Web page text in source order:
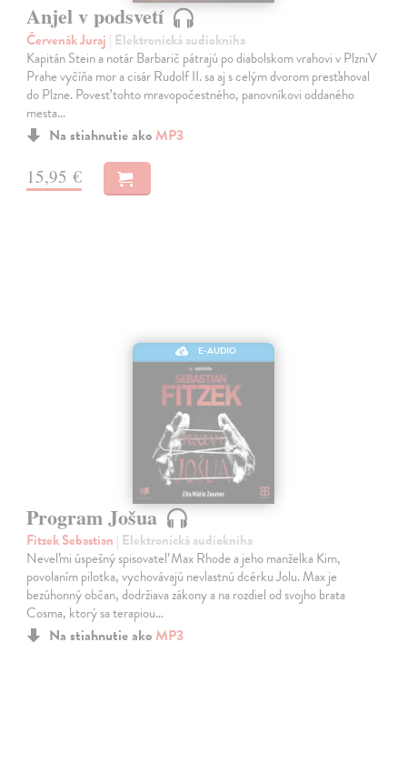
Anjel v podsvetí
Červenák Juraj | Elektronická audiokniha
Kapitán Stein a notár Barbarič pátrajú po diabolskom vrahovi v PlzniV
Prahe vyčíňa mor a cisár Rudolf II. sa aj s celým dvorom presťahoval
do Plzne. Povesť tohto mravopočestného, panovníkovi oddaného
mesta…
Na stiahnutie ako MP3
15,95 €
E-AUDIO
Program Jošua
Fitzek Sebastian | Elektronická audiokniha
Neveľmi úspešný spisovateľ Max Rhode a jeho manželka Kim,
povolaním pilotka, vychovávajú nevlastnú dcérku Jolu. Max je
bezúhonný občan, dodržiava zákony a na rozdiel od svojho brata
Cosma, ktorý sa terapiou…
Na stiahnutie ako MP3